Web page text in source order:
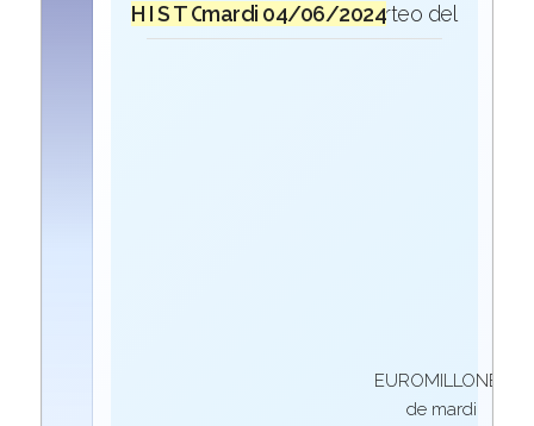
H I S T O R I Q U Epara el sorteo del
mardi 04/06/2024
EUROMILLONES
de mardi